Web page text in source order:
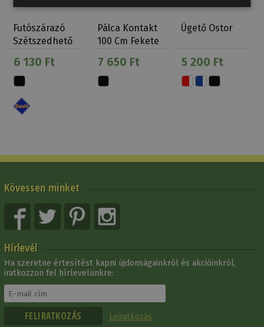
Futószárazó
Szétszedhető
6 130 Ft
Pálca Kontakt
100 Cm Fekete
7 650 Ft
Ügető Ostor
5 200 Ft
Kövessen minket
Hírlevél
Ha szeretne értesítést kapni újdonságainkról és akcióinkról,
iratkozzon fel hírlevelünkre:
Leiratkozás